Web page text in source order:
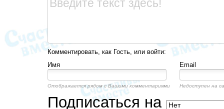
Комментировать, как Гость, или войти:
Имя
Email
Отображается рядом с Вашими комментариями Недоступен на
Подписаться на